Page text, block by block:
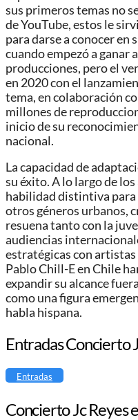
sus primeros temas no
de YouTube, estos le
para darse a conocer en
cuando empezó a ganar
producciones, pero el
en 2020 con el
tema, en colaboración
millones de
inicio de su
nacional.
La capacidad de
su éxito. A lo largo de
habilidad distintiva
otros géneros urbanos,
resuena tanto con la
audiencias
estratégicas con
Pablo Chill-E en Chile
expandir su alcance
como una figura
habla hispana.
Entradas Concierto
Entradas
Concierto Jc Reyes